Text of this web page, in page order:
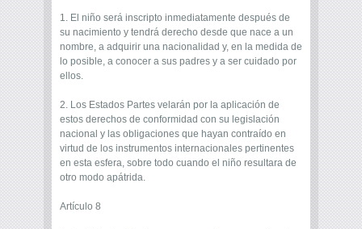
1. El niño será inscripto inmediatamente después de
su nacimiento y tendrá derecho desde que nace a un
nombre, a adquirir una nacionalidad y, en la medida de
lo posible, a conocer a sus padres y a ser cuidado por
ellos.
2. Los Estados Partes velarán por la aplicación de
estos derechos de conformidad con su legislación
nacional y las obligaciones que hayan contraído en
virtud de los instrumentos internacionales pertinentes
en esta esfera, sobre todo cuando el niño resultara de
otro modo apátrida.
Artículo 8